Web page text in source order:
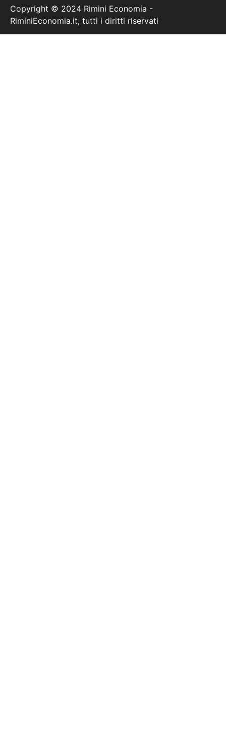
Copyright © 2024 Rimini Economia -
RiminiEconomia.it, tutti i diritti riservati